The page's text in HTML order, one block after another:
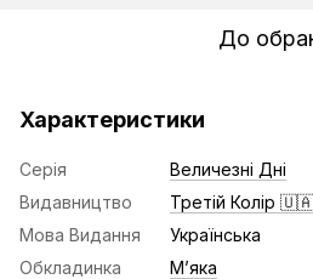
До
Характеристики
Серія
Величезні Дні
Видавництво
Третій Колір 🇺🇦
Мова Видання
Українська
Обкладинка
Мʼяка